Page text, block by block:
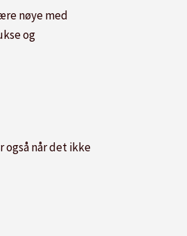
nøye med
og
også når det ikke